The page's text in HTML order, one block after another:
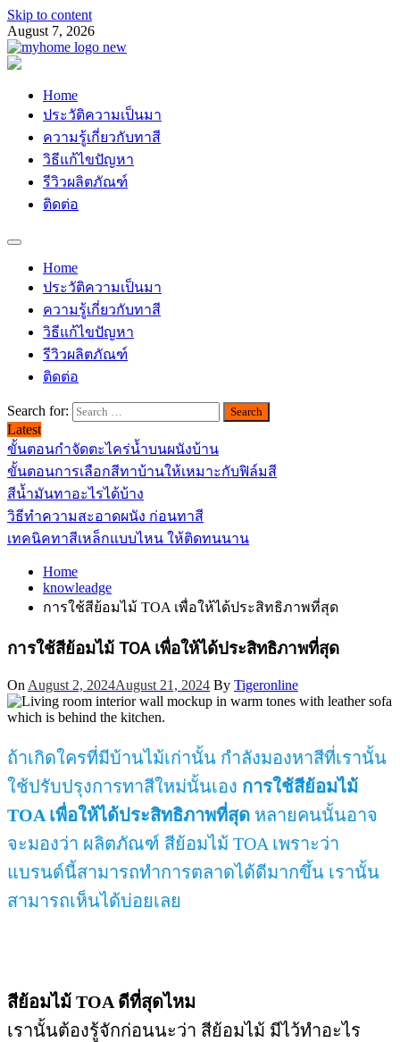
Skip to content
August 7, 2026
Home
ประวัติความเป็นมา
ความรู้เกี่ยวกับทาสี
วิธีแก้ไขปัญหา
รีวิวผลิตภัณฑ์
ติดต่อ
Home
ประวัติความเป็นมา
ความรู้เกี่ยวกับทาสี
วิธีแก้ไขปัญหา
รีวิวผลิตภัณฑ์
ติดต่อ
Search for:
Latest
ขั้นตอนกำจัดตะไคร่น้ำบนผนังบ้าน
ขั้นตอนการเลือกสีทาบ้านให้เหมาะกับฟิล์มสี
สีน้ำมันทาอะไรได้บ้าง
วิธีทำความสะอาดผนัง ก่อนทาสี
เทคนิคทาสีเหล็กแบบไหน ให้ติดทนนาน
Home
knowleadge
การใช้สีย้อมไม้ TOA เพื่อให้ได้ประสิทธิภาพที่สุด
การใช้สีย้อมไม้ TOA เพื่อให้ได้ประสิทธิภาพที่สุด
OnAugust 2, 2024August 21, 2024 By Tigeronline
ถ้าเกิดใครที่มีบ้านไม้เก่านั้น กำลังมองหาสีที่เรานั้น
ใช้ปรับปรุงการทาสีใหม่นั้นเอง การใช้สีย้อมไม้
TOA เพื่อให้ได้ประสิทธิภาพที่สุด หลายคนนั้นอาจ
จะมองว่า ผลิตภัณฑ์ สีย้อมไม้ TOA เพราะว่า
แบรนด์นี้สามารถทำการตลาดได้ดีมากขึ้น เรานั้น
สามารถเห็นได้บ่อยเลย
สีย้อมไม้ TOA ดีที่สุดไหม
เรานั้นต้องรู้จักก่อนนะว่า สีย้อมไม้ มีไว้ทำอะไร